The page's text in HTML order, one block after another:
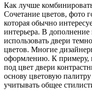
Как лучше
Сочетание цветов, фото
которая обычно
интерьера. В
использовать двери
цветов. Многие
оформлению. К примеру,
под цвет двери
основу цветовую
учитывать общее